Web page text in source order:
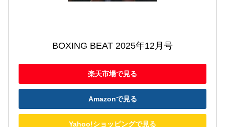
BOXING BEAT 2025年12月号
楽天市場で見る
Amazonで見る
Yahoo!ショッピングで見る